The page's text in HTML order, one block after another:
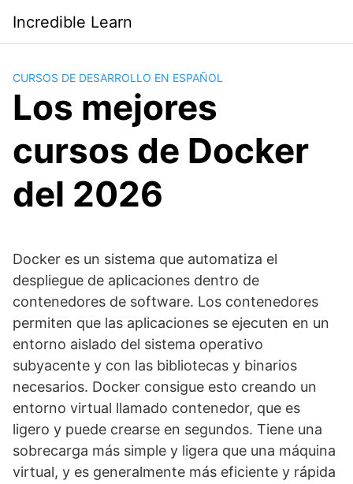
contenido
Incredible Learn
CURSOS DE DESARROLLO EN ESPAÑOL
Los mejores
cursos de Docker
del 2026
Docker es un sistema que automatiza el
despliegue de aplicaciones dentro de
contenedores de software. Los contenedores
permiten que las aplicaciones se ejecuten en un
entorno aislado del sistema operativo
subyacente y con las bibliotecas y binarios
necesarios. Docker consigue esto creando un
entorno virtual llamado contenedor, que es
ligero y puede crearse en segundos. Tiene una
sobrecarga más simple y ligera que una máquina
virtual, y es generalmente más eficiente y rápida